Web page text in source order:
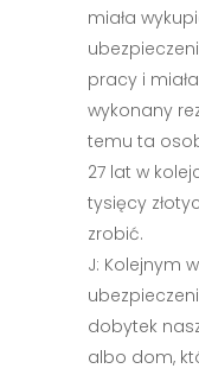
miała
pracy i
wykonany
temu ta
27 lat w
tysięcy
zrobić.
J: Kolejnym
dobytek
albo dom,